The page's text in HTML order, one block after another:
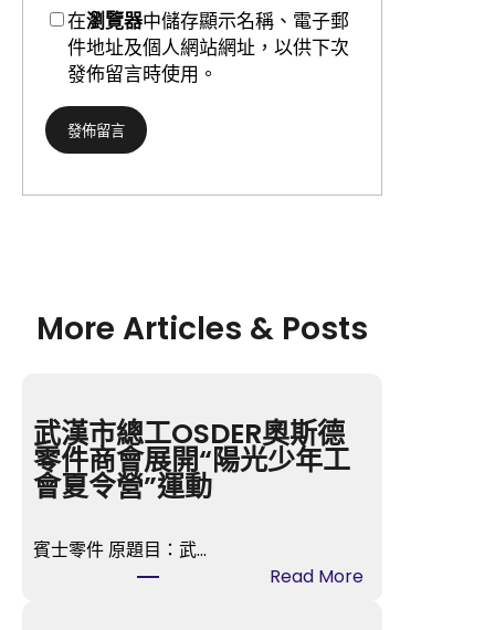
在瀏覽器中儲存顯示名稱、電子郵
件地址及個人網站網址，以供下次
發佈留言時使用。
More Articles & Posts
武漢市總工OSDER奧斯德
零件商會展開“陽光少年工
會夏令營”運動
賓士零件 原題目：武…
Read More: